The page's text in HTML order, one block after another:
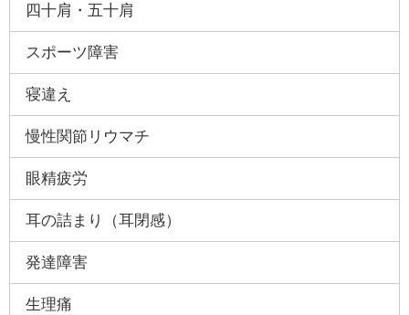
四十肩・五十肩
スポーツ障害
寝違え
慢性関節リウマチ
眼精疲労
耳の詰まり（耳閉感）
発達障害
生理痛